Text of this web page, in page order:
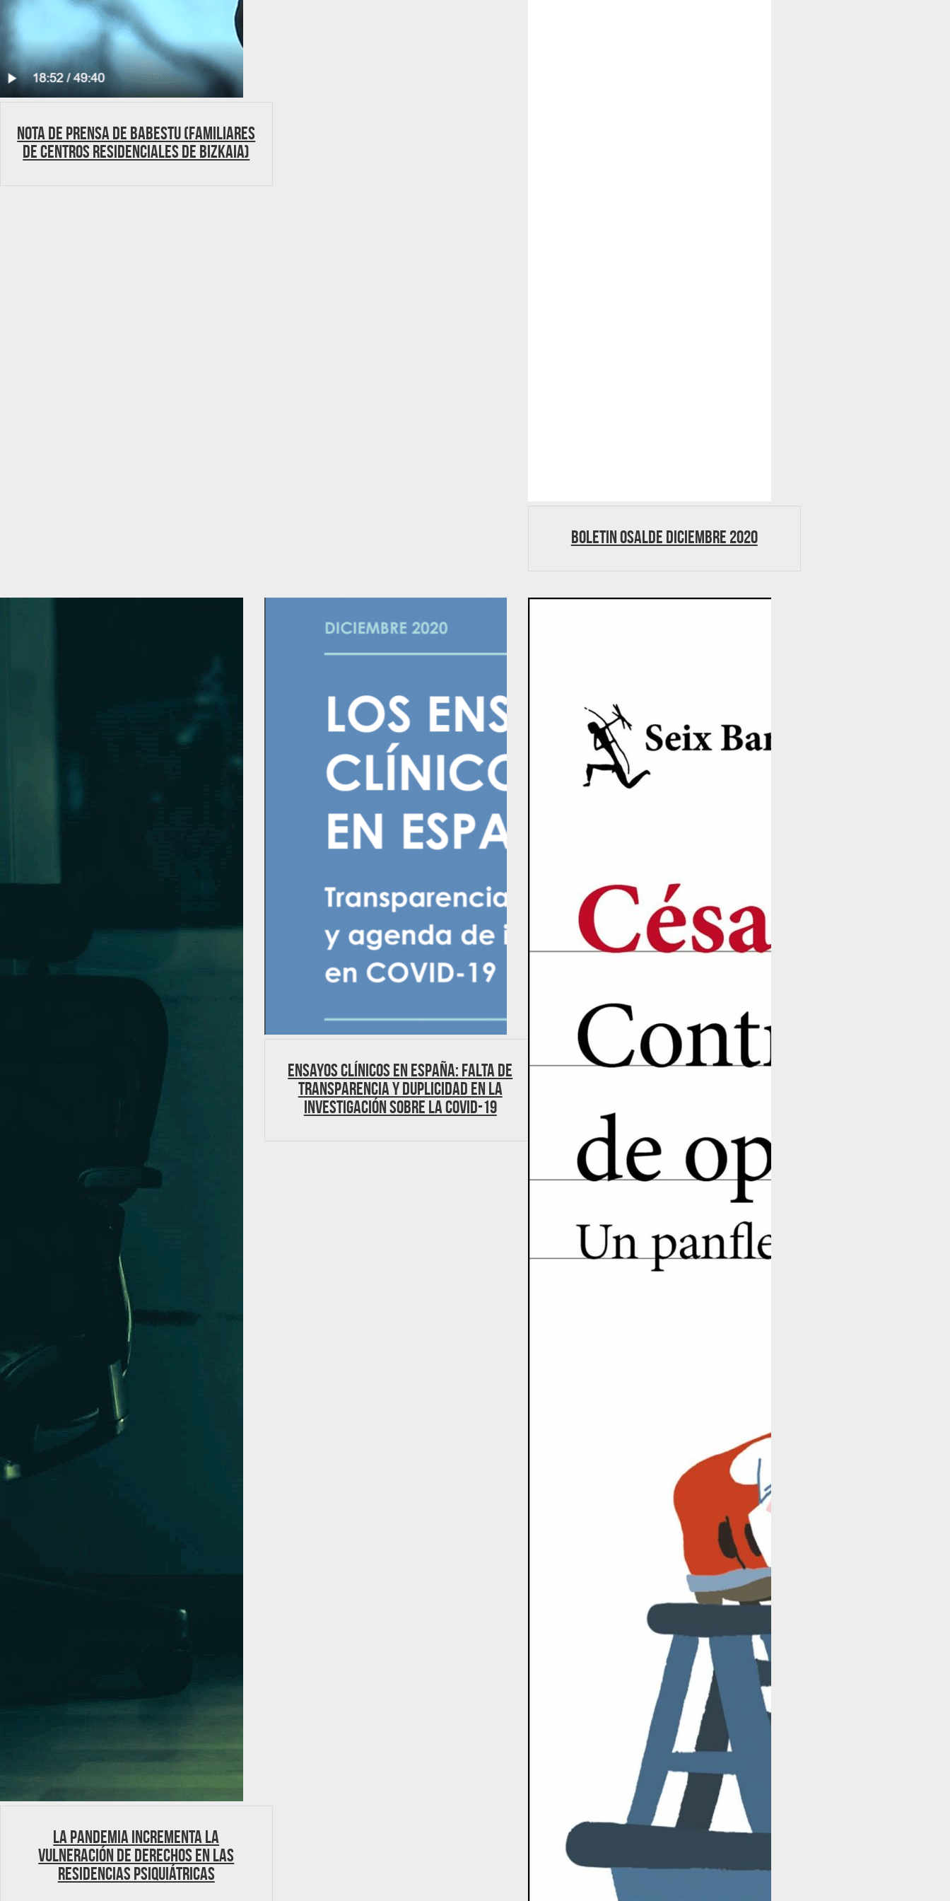
Nota de Prensa de Babestu (Familiares
de Centros residenciales de Bizkaia)
Boletin Osalde diciembre 2020
La pandemia incrementa la
vulneración de derechos en las
residencias psiquiátricas
Ensayos clínicos en España: falta de
transparencia y duplicidad en la
investigación sobre la Covid-19